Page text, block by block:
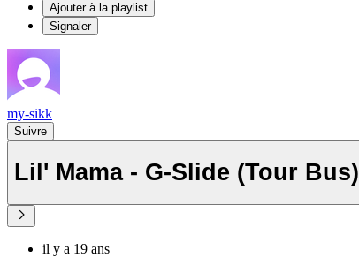
Ajouter à la playlist
Signaler
my-sikk
Suivre
Lil' Mama - G-Slide (Tour Bus)
il y a 19 ans